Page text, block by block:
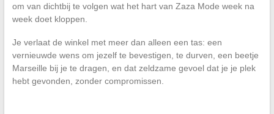
om van dichtbij te volgen wat het hart van Zaza Mode week na
week doet kloppen.
Je verlaat de winkel met meer dan alleen een tas: een
vernieuwde wens om jezelf te bevestigen, te durven, een beetje
Marseille bij je te dragen, en dat zeldzame gevoel dat je je plek
hebt gevonden, zonder compromissen.